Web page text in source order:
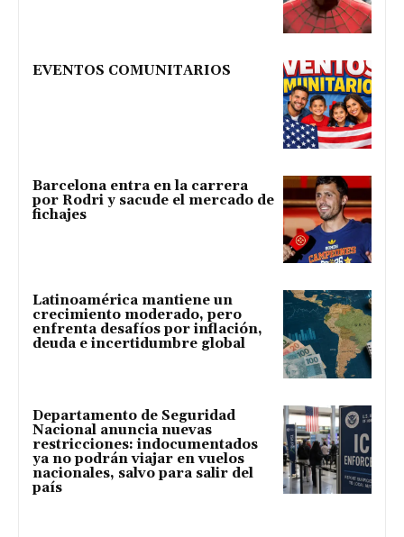
EVENTOS COMUNITARIOS
Barcelona entra en la carrera
por Rodri y sacude el mercado de
fichajes
Latinoamérica mantiene un
crecimiento moderado, pero
enfrenta desafíos por inflación,
deuda e incertidumbre global
Departamento de Seguridad
Nacional anuncia nuevas
restricciones: indocumentados
ya no podrán viajar en vuelos
nacionales, salvo para salir del
país